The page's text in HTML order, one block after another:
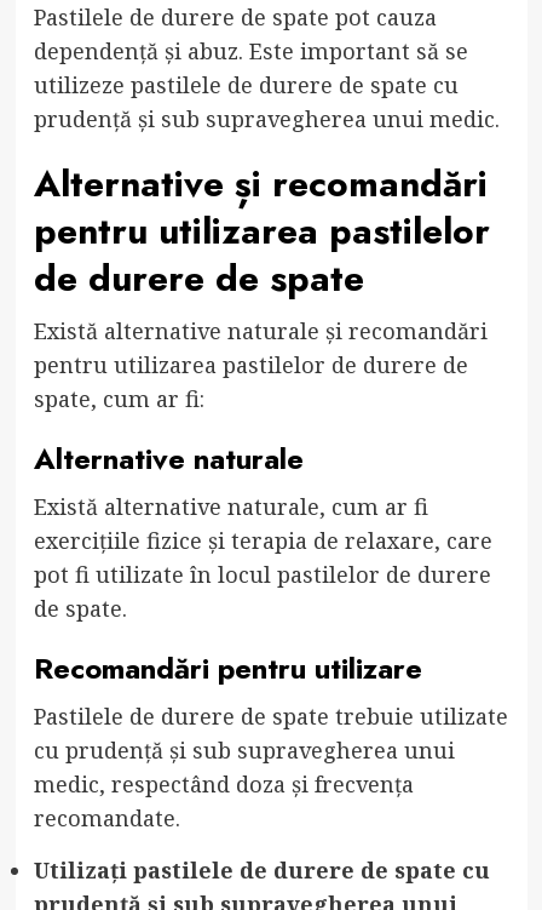
Pastilele de durere de spate pot cauza
dependență și abuz. Este important să se
utilizeze pastilele de durere de spate cu
prudență și sub supravegherea unui medic.
Alternative și recomandări
pentru utilizarea pastilelor
de durere de spate
Există alternative naturale și recomandări
pentru utilizarea pastilelor de durere de
spate, cum ar fi:
Alternative naturale
Există alternative naturale, cum ar fi
exercițiile fizice și terapia de relaxare, care
pot fi utilizate în locul pastilelor de durere
de spate.
Recomandări pentru utilizare
Pastilele de durere de spate trebuie utilizate
cu prudență și sub supravegherea unui
medic, respectând doza și frecvența
recomandate.
Utilizați pastilele de durere de spate cu
prudență și sub supravegherea unui